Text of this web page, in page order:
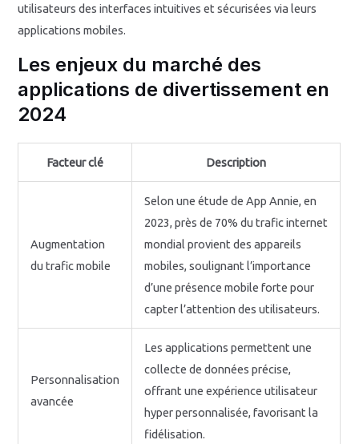
utilisateurs des interfaces intuitives et sécurisées via leurs
applications mobiles.
Les enjeux du marché des
applications de divertissement en
2024
Facteur clé Description
Augmentation
du trafic mobile
Selon une étude de App Annie, en
2023, près de 70% du trafic internet
mondial provient des appareils
mobiles, soulignant l’importance
d’une présence mobile forte pour
capter l’attention des utilisateurs.
Personnalisation
avancée
Les applications permettent une
collecte de données précise,
offrant une expérience utilisateur
hyper personnalisée, favorisant la
fidélisation.